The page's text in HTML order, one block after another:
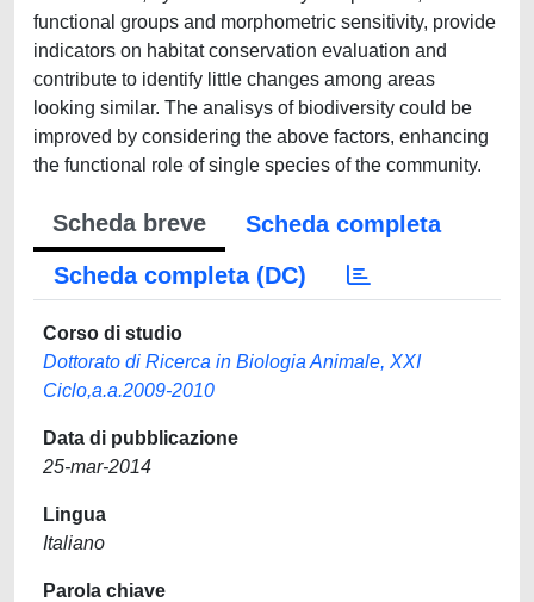
functional groups and morphometric sensitivity, provide
indicators on habitat conservation evaluation and
contribute to identify little changes among areas
looking similar. The analisys of biodiversity could be
improved by considering the above factors, enhancing
the functional role of single species of the community.
Scheda breve
Scheda completa
Scheda completa (DC)
Corso di studio
Dottorato di Ricerca in Biologia Animale, XXI
Ciclo,a.a.2009-2010
Data di pubblicazione
25-mar-2014
Lingua
Italiano
Parola chiave